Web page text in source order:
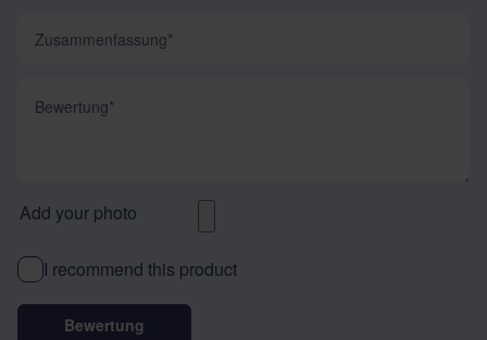
Add your photo
I recommend this product
Bewertung